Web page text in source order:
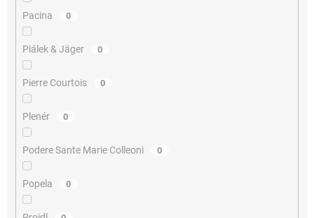
Pacina 0
Piálek & Jäger 0
Pierre Courtois 0
Plenér 0
Podere Sante Marie Colleoni 0
Popela 0